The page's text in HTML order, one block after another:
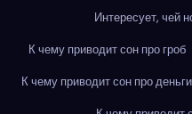
Интересует, чей
К чему приводит сон про гроб
К чему приводит сон про деньги